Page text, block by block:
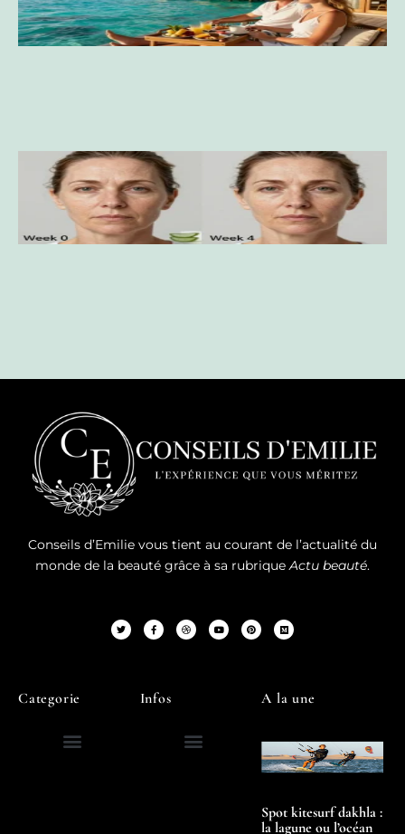
Conseils d’Emilie vous tient au courant de l’actualité du
monde de la beauté grâce à sa rubriqueActu beauté.
Categorie Infos A la une
Spot kitesurf dakhla :
la lagune ou l’océan